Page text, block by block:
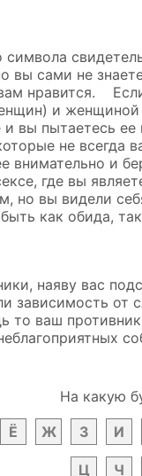
вы сами не
нравится.
и женщиной
вы пытаетесь
не
внимательно и
где вы
но вы видели
как обида,
наяву вас
зависимость от
то ваш
На какую
Ё Ж З И
Ц Ч